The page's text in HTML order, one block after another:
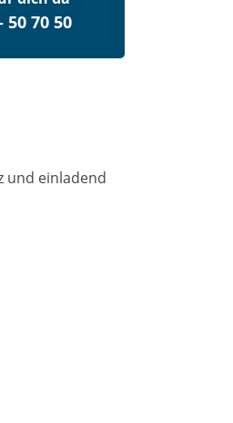
50 70 50
und einladend